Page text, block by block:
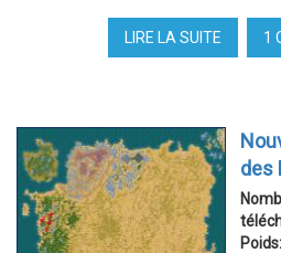
LIRE LA SUITE
GUERRE
1
des
Poids: